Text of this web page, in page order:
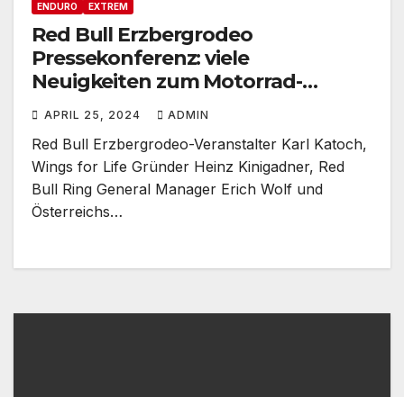
ENDURO EXTREM
Red Bull Erzbergrodeo
Pressekonferenz: viele
Neuigkeiten zum Motorrad-
Offroadsport Event der
Superlative
APRIL 25, 2024 ADMIN
Red Bull Erzbergrodeo-Veranstalter Karl Katoch,
Wings for Life Gründer Heinz Kinigadner, Red
Bull Ring General Manager Erich Wolf und
Österreichs…